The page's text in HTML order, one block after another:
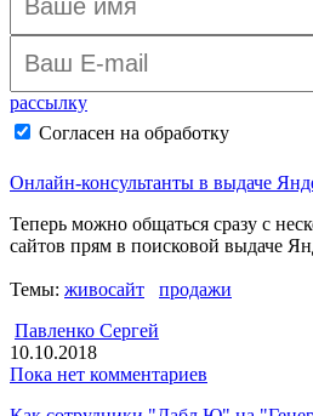
рассылку
Согласен на обработку
Онлайн-консультанты в выдаче
Теперь можно общаться сразу с
сайтов прям в поисковой выдаче
Темы: живосайт
продажи
Павленко Сергей
10.10.2018
Пока нет комментариев